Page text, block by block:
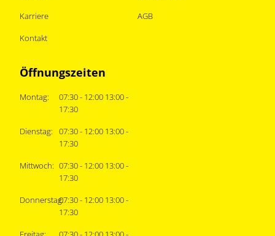
Karriere
Kontakt
AGB
Öffnungszeiten
Montag:
07:30 - 12:00 13:00 -
17:30
Dienstag:
07:30 - 12:00 13:00 -
17:30
Mittwoch: 07:30 - 12:00 13:00 -
17:30
Donnerstag:07:30 - 12:00 13:00 -
17:30